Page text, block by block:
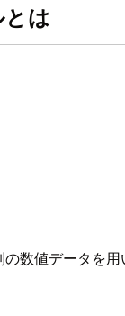
は
数値データを